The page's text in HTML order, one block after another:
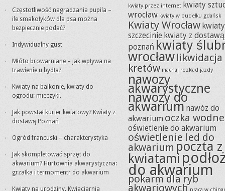
Częstotliwość nagradzania pupila –
ile smakołyków dla psa można
bezpiecznie podać?
Indywidualny gust
Młóto browarniane – jak wpływa na
trawienie u bydła?
Kwiaty na balkonie, kwiaty do
ogrodu: mieczyki.
Jak powstał kurier kwiatowy? Kwiaty z
dostawą Poznań
Ogród francuski – charakterystyka
Jak skompletować sprzęt do
akwarium? Hurtownia akwarystyczna:
grzałka i termomentr do akwarium
Kwiaty na urodziny. Kwiaciarnia
kwiaty przez internet kwiaty
wrocław kwiaty w pudełku gdańsk
Kwiaty Wrocław
szczecinie kwiaty z dostawą
poznań kwiaty
wrocław likwidacja
kretów machaj rozkład jazdy
nawozy
akwarystyczne
nawozy do
akwarium nawóz do
akwarium oczka wodne
oświetlenie do akwarium
oświetlenie led do
akwarium poczta z
kwiatami
do akwarium
pokarm dla ryb
akwariowych